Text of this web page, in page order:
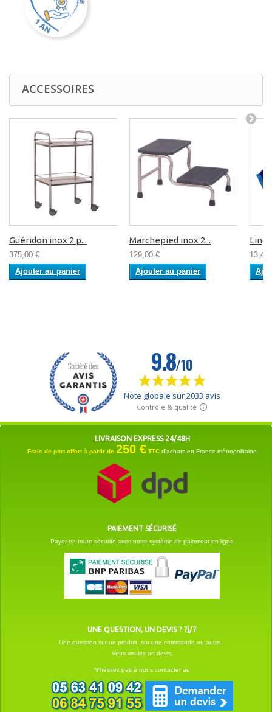
ACCESSOIRES
Guéridon inox 2 p...
375,00 €
Ajouter au panier
Marchepied inox 2...
129,00 €
Ajouter au panier
13,49
LIVRAISON EXPRESS 24/48H
Frais de port offert à partir de 250 € TTC d'achats en France métropolitaine
PAIEMENT SÉCURISÉ
Payer en toute sécurité avec notre système de paiement en ligne
UNE QUESTION, UN DEVIS ? 7j/7
Une question sur un produit, sur une commande ou autre...
Vous voulez un devis.
N'hésitez pas à nous contacter au